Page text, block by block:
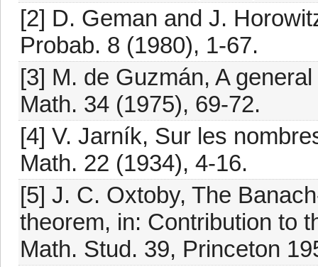
[2] D. Geman and J.
Probab. 8 (1980), 1-67.
[3] M. de Guzmán, A
Math. 34 (1975), 69-72.
[4] V. Jarník, Sur les
Math. 22 (1934), 4-16.
[5] J. C. Oxtoby, The
theorem, in: Contribution to
Math. Stud. 39, Princeton